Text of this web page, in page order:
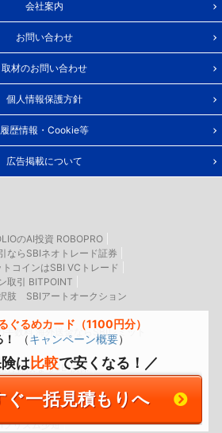
会社案内
お問い合わせ
取材のお問い合わせ
個人情報保護方針
履歴情報・Cookie等
広告掲載について
のAI投資 ROBOPRO
ならSBIネオトレード証券
トコインはSBI VCトレード
取引 BITPOINT
肢 SBIアートオークション
手数料 海外送金ならSBIレミット
行保険ならSBI損保
命保険
きいき少短
車用車両保険はSBI日本少短
プリズム少短
ぐるめカード（1100円分）
（キャンペーン概要）
は比較で安くなる！／
ぐ一括見積もりへ